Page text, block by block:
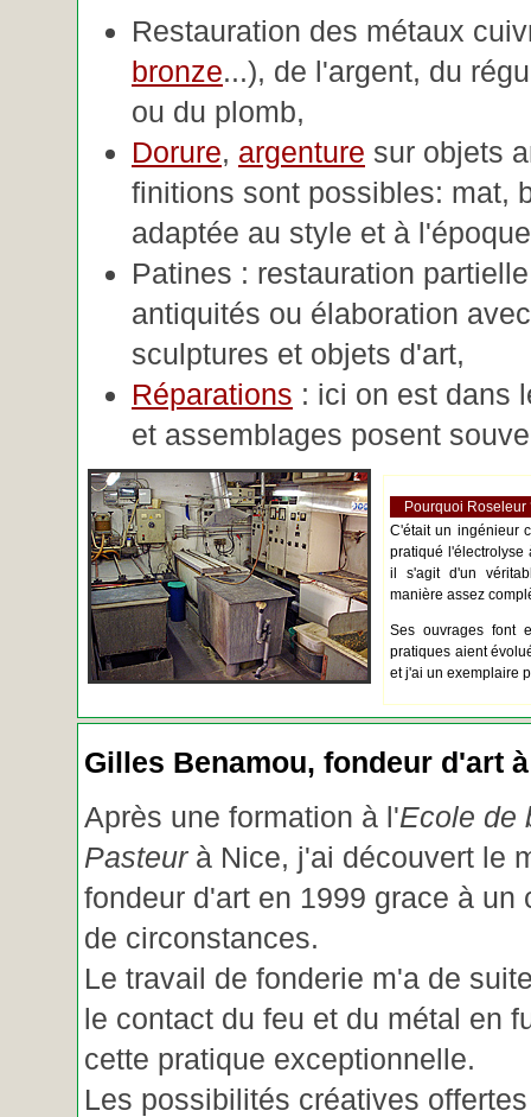
Restauration des métaux
bronze...), de l'argent, du
ou du plomb,
Dorure, argenture sur objets
finitions sont possibles: mat,
adaptée au style et à
Patines : restauration
antiquités ou élaboration
sculptures et objets d'art,
Réparations : ici on est dans
et assemblages posent
Pourquoi Roseleur
C'était un ingénieur
pratiqué l'électrolyse
il s'agit d'un
manière assez
Ses ouvrages font
pratiques aient
et j'ai un exemplaire
Gilles Benamou, fondeur d'art
Après une formation à l'Ecole de
Pasteurà Nice, j'ai découvert le
fondeur d'art en 1999 grace à un
de circonstances.
Le travail de fonderie m'a de
le contact du feu et du métal en
cette pratique exceptionnelle.
Les possibilités créatives